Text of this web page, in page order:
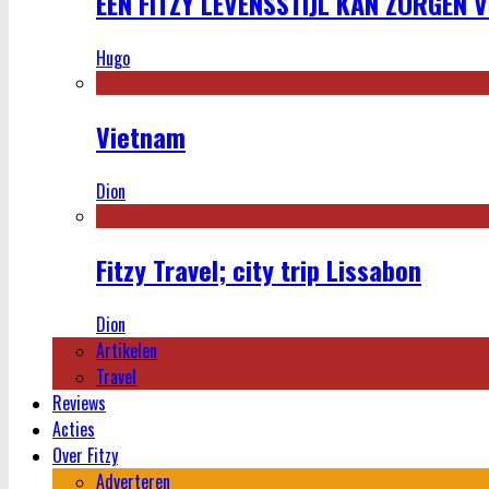
Hugo
Vietnam
Dion
Fitzy Travel; city trip Lissabon
Dion
Artikelen
Travel
Reviews
Acties
Over Fitzy
Adverteren